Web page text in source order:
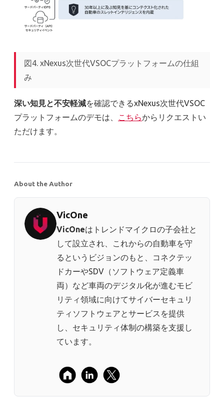
図4. xNexus次世代VSOCプラットフォームの仕組
み
深い知見と不安軽減を確認できるxNexus次世代VSOC
プラットフォームのデモは、
こちらからリクエストい
ただけます。
About the Author
VicOne
VicOneはトレンドマイクロの子会社と
して設立され、これからの自動車を守
るというビジョンのもと、コネクテッ
ドカーやSDV（ソフトウェア定義車
両）など車両のデジタル化が進むモビ
リティ領域に向けてサイバーセキュリ
ティソフトウェアとサービスを提供
し、セキュリティ体制の構築を支援し
ています。